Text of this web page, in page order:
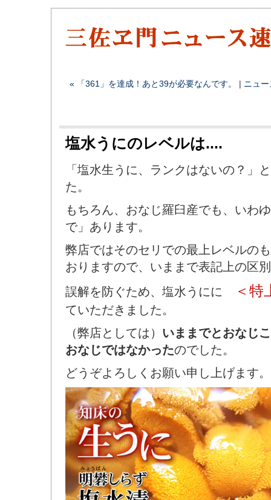
« 「361」を達成！あと39が必要なんです。 | ニュ
塩水うにのレベルは....
「塩水生うに、ランクはないの？」
た。
もちろん、おなじ羅臼産でも、いわ
で」あります。
弊店ではそのセリでの最上レベルの
おりますので、いままで表記上の区
誤解を防ぐため、塩水うにに
＜特
ていただきました。
（弊店としては） いままでとおなじ
おなじではなかったのでした。
どうぞよろしくお願い申し上げます。